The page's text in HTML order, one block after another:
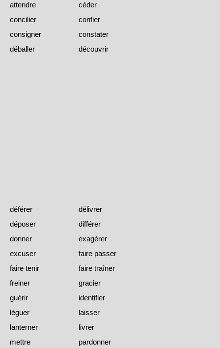
attendre
céder
concilier
confier
consigner
constater
déballer
découvrir
déférer
délivrer
déposer
différer
donner
exagérer
excuser
faire passer
faire tenir
faire traîner
freiner
gracier
guérir
identifier
léguer
laisser
lanterner
livrer
mettre
pardonner